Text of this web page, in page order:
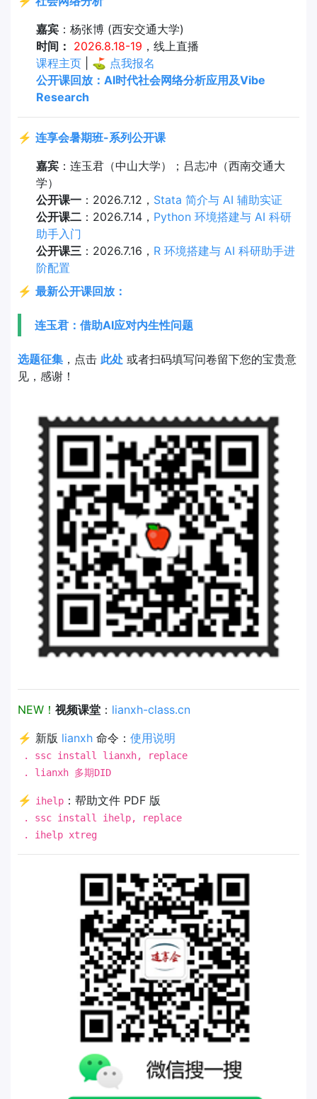
嘉宾：杨张博 (西安交通大学)
时间： 2026.8.18-19 ，线上直播
课程主页| ⛳ 点我报名
公开课回放：AI时代社会网络分析应用及Vibe
Research
⚡ 连享会暑期班-系列公开课
嘉宾：连玉君（中山大学）；吕志冲（西南交通大
学）
公开课一：2026.7.12， Stata 简介与 AI 辅助实证
公开课二：2026.7.14， Python 环境搭建与 AI 科研
助手入门
公开课三 ：2026.7.16， R 环境搭建与 AI 科研助手进
阶配置
⚡ 最新公开课回放：
连玉君：借助AI应对内生性问题
选题征集 ，点击 此处 或者扫码填写问卷留下您的宝贵意
见，感谢！
NEW！ 视频课堂 ： lianxh-class.cn
⚡ 新版 lianxh 命令： 使用说明
. ssc install lianxh, replace
. lianxh 多期DID
⚡ ihelp ：帮助文件 PDF 版
. ssc install ihelp, replace
. ihelp xtreg